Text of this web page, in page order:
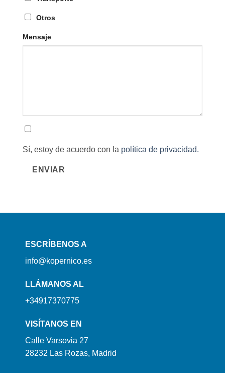
Otros
Mensaje
Sí, estoy de acuerdo con la política de privacidad.
ENVIAR
ESCRÍBENOS A
info@kopernico.es
LLÁMANOS AL
+34917370775
VISÍTANOS EN
Calle Varsovia 27
28232 Las Rozas, Madrid